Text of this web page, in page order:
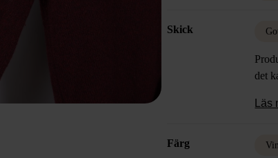
Skick
det
Färg